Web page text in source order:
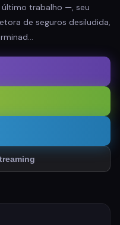
último trabalho —, seu
de seguros desiludida,